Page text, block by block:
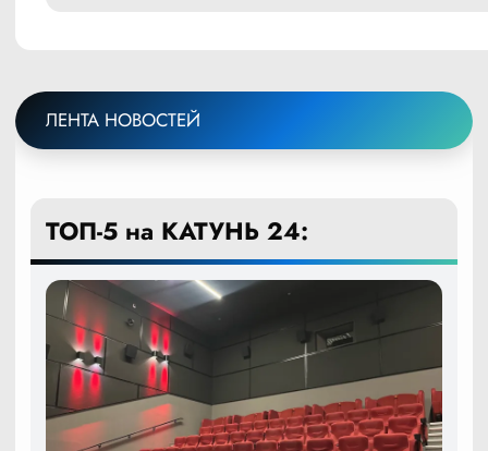
ЛЕНТА НОВОСТЕЙ
ТОП-5 на КАТУНЬ 24: